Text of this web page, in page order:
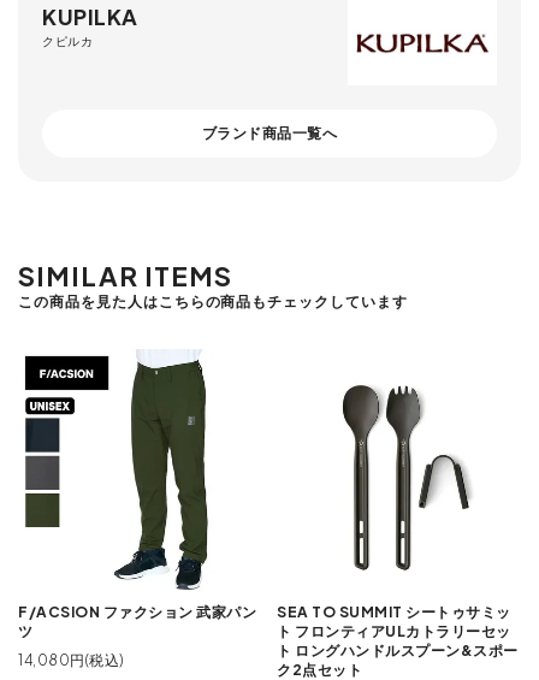
KUPILKA
クピルカ
ブランド商品一覧へ
SIMILAR ITEMS
この商品を見た人はこちらの商品もチェックしています
F/ACSION ファクション 武家パン
ツ
14,080円(税込)
SEA TO SUMMIT シートゥサミッ
ト フロンティアULカトラリーセッ
ト ロングハンドルスプーン&スポー
ク2点セット